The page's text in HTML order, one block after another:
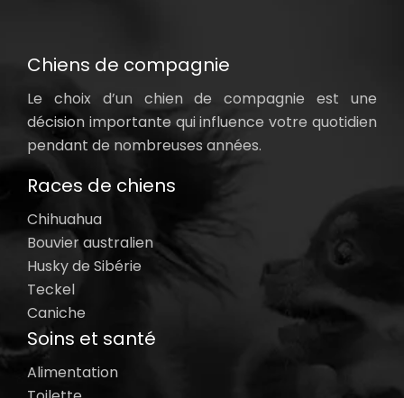
Chiens de compagnie
Le choix d’un chien de compagnie est une
décision importante qui influence votre quotidien
pendant de nombreuses années.
Races de chiens
Chihuahua
Bouvier australien
Husky de Sibérie
Teckel
Caniche
Soins et santé
Alimentation